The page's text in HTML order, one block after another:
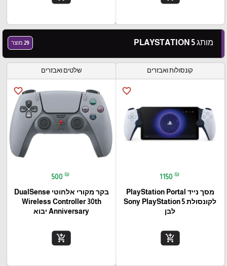
מותג PLAYSTATION 5 29 מוצר
קונסולות ואבזרים
favorite_border
1150 ₪
מסך נייד PlayStation Portal‎
לקונסולת Sony PlayStation 5
לבן
add_shopping_cart
שלטים ואבזרים
favorite_border
500 ₪
בקר מקורי אלחוטי DualSense
Wireless Controller 30th
Anniversary יבוא
add_shopping_cart